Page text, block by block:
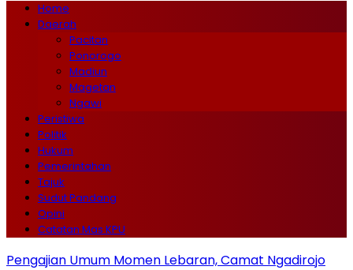
Home
Daerah
Pacitan
Ponorogo
Madiun
Magetan
Ngawi
Peristiwa
Politik
Hukum
Pemerintahan
Tajuk
Sudut Pandang
Opini
Catatan Mas KPU
Pengajian Umum Momen Lebaran, Camat Ngadirojo